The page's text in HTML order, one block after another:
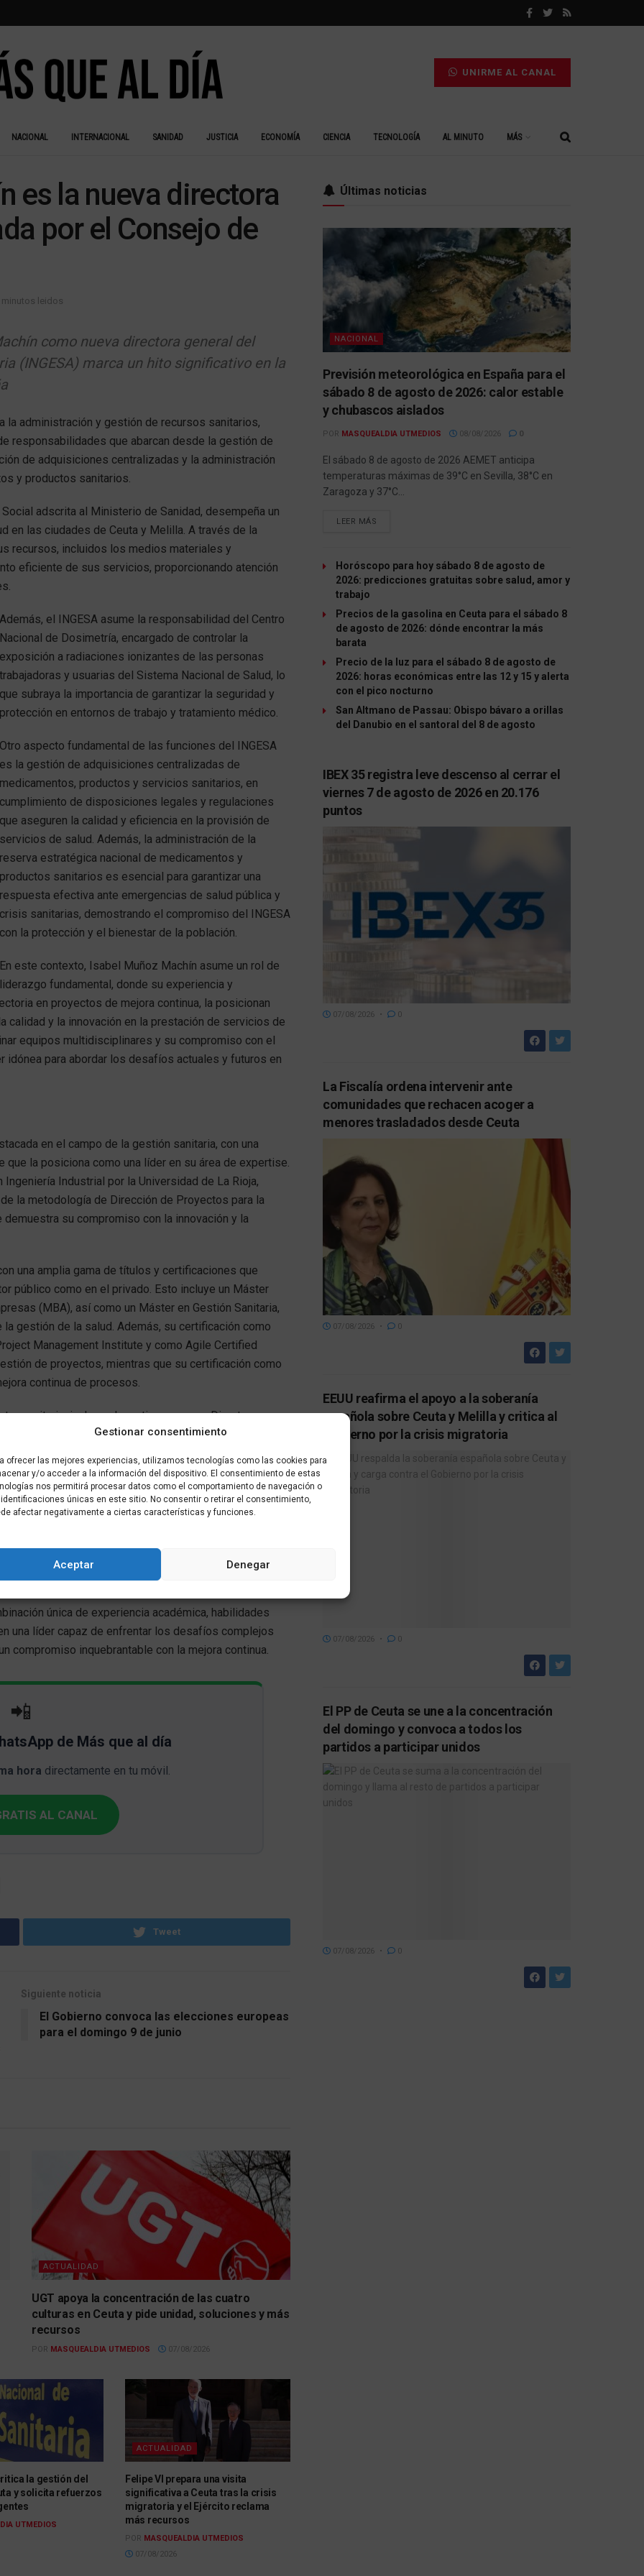
Gestionar consentimiento
ofrecer las mejores experiencias, utilizamos tecnologías como las cookies para
y/o acceder a la información del dispositivo. El consentimiento de estas
nos permitirá procesar datos como el comportamiento de navegación o
identificaciones únicas en este sitio. No consentir o retirar el consentimiento,
afectar negativamente a ciertas características y funciones.
Aceptar Denegar
UNIRME AL CANAL
NACIONAL INTERNACIONAL SANIDAD JUSTICIA ECONOMÍA CIENCIA TECNOLOGÍA AL MINUTO MÁS
es la nueva directora
por el Consejo de
leidos
como nueva directora general del
(INGESA) marca un hito significativo en la
la administración y gestión de recursos sanitarios,
responsabilidades que abarcan desde la gestión de
de adquisiciones centralizadas y la administración
y productos sanitarios.
adscrita al Ministerio de Sanidad, desempeña un
en las ciudades de Ceuta y Melilla. A través de la
recursos, incluidos los medios materiales y
eficiente de sus servicios, proporcionando atención
Además, el INGESA asume la responsabilidad del Centro
Nacional de Dosimetría, encargado de controlar la
exposición a radiaciones ionizantes de las personas
trabajadoras y usuarias del Sistema Nacional de Salud, lo
que subraya la importancia de garantizar la seguridad y
protección en entornos de trabajo y tratamiento médico.
Otro aspecto fundamental de las funciones del INGESA
es la gestión de adquisiciones centralizadas de
medicamentos, productos y servicios sanitarios, en
cumplimiento de disposiciones legales y regulaciones
que aseguren la calidad y eficiencia en la provisión de
servicios de salud. Además, la administración de la
reserva estratégica nacional de medicamentos y
productos sanitarios es esencial para garantizar una
respuesta efectiva ante emergencias de salud pública y
crisis sanitarias, demostrando el compromiso del INGESA
con la protección y el bienestar de la población.
En este contexto, Isabel Muñoz Machín asume un rol de
liderazgo fundamental, donde su experiencia y
en proyectos de mejora continua, la posicionan
calidad y la innovación en la prestación de servicios de
equipos multidisciplinares y su compromiso con el
idónea para abordar los desafíos actuales y futuros en
en el campo de la gestión sanitaria, con una
la posiciona como una líder en su área de expertise.
Industrial por la Universidad de La Rioja,
la metodología de Dirección de Proyectos para la
su compromiso con la innovación y la
una amplia gama de títulos y certificaciones que
público como en el privado. Esto incluye un Máster
(MBA), así como un Máster en Gestión Sanitaria,
gestión de la salud. Además, su certificación como
Management Institute y como Agile Certified
de proyectos, mientras que su certificación como
continua de procesos.
sanitario, incluyendo su tiempo como Directora
previamente ocupó el cargo de coordinadora de
experiencia operativa le proporciona una
específicas del sistema de salud.
sus conocimientos a través de su labor como
abordando temas relacionados con la gestión
de procesos. Su participación en grupos de
publicaciones demuestran su compromiso con el
única de experiencia académica, habilidades
una líder capaz de enfrentar los desafíos complejos
compromiso inquebrantable con la mejora continua.
📲
de Más que al día
hora directamente en tu móvil.
AL CANAL
Tweet
Siguiente noticia
El Gobierno convoca las elecciones europeas
para el domingo 9 de junio
ACTUALIDAD
UGT apoya la concentración de las cuatro
culturas en Ceuta y pide unidad, soluciones y más
recursos
POR MASQUEALDIA UTMEDIOS 07/08/2026
la gestión del
y solicita refuerzos
UTMEDIOS
ACTUALIDAD
Felipe VI prepara una visita
significativa a Ceuta tras la crisis
migratoria y el Ejército reclama
más recursos
POR MASQUEALDIA UTMEDIOS
07/08/2026
Últimas noticias
NACIONAL
Previsión meteorológica en España para el
sábado 8 de agosto de 2026: calor estable
y chubascos aislados
POR MASQUEALDIA UTMEDIOS 08/08/2026 0
El sábado 8 de agosto de 2026 AEMET anticipa
temperaturas máximas de 39°C en Sevilla, 38°C en
Zaragoza y 37°C...
LEER MÁS
Horóscopo para hoy sábado 8 de agosto de
2026: predicciones gratuitas sobre salud, amor y
trabajo
Precios de la gasolina en Ceuta para el sábado 8
de agosto de 2026: dónde encontrar la más
barata
Precio de la luz para el sábado 8 de agosto de
2026: horas económicas entre las 12 y 15 y alerta
con el pico nocturno
San Altmano de Passau: Obispo bávaro a orillas
del Danubio en el santoral del 8 de agosto
IBEX 35 registra leve descenso al cerrar el
viernes 7 de agosto de 2026 en 20.176
puntos
07/08/2026 0
La Fiscalía ordena intervenir ante
comunidades que rechacen acoger a
menores trasladados desde Ceuta
07/08/2026 0
EEUU reafirma el apoyo a la soberanía
española sobre Ceuta y Melilla y critica al
Gobierno por la crisis migratoria
07/08/2026 0
El PP de Ceuta se une a la concentración
del domingo y convoca a todos los
partidos a participar unidos
07/08/2026 0